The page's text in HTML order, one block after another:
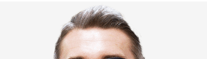
分≥85分）后，方能继续开展后